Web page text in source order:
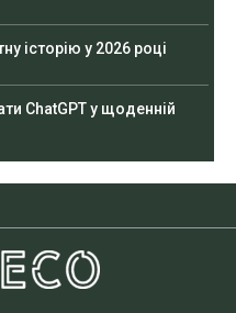
історію у 2026 році
ChatGPT у щоденній